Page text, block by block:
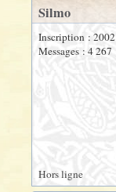
Silmo
Inscription : 2002
Messages : 4 267
Hors ligne